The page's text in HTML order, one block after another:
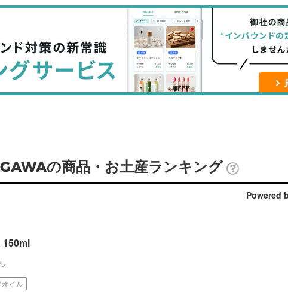
な
ッ
ク
マ
追
加
記
事
を
購
読
の商品・お土産ランキング
Powered
150ml
オイル